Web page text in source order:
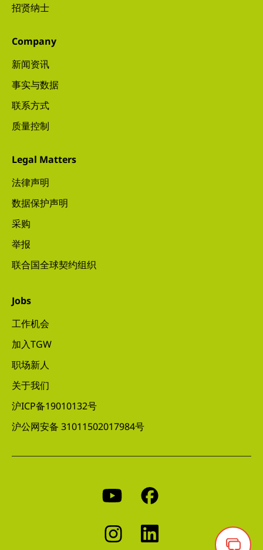
招贤纳士
Company
新闻资讯
事实与数据
联系方式
质量控制
Legal Matters
法律声明
数据保护声明
采购
举报
联合国全球契约组织
Jobs
工作机会
加入TGW
职场新人
关于我们
沪ICP备19010132号
沪公网安备 31011502017984号